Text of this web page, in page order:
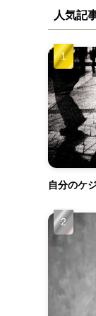
人気記
自分のケ